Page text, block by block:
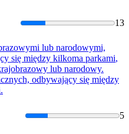
13
lub narodowymi,
się między kilkoma parkami,
lub narodowy.
odbywający się między
5